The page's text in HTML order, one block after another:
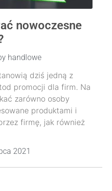
nowoczesne
handlowe
dziś jedną z
promocji dla firm. Na
zarówno osoby
produktami i
firmę, jak również
2021